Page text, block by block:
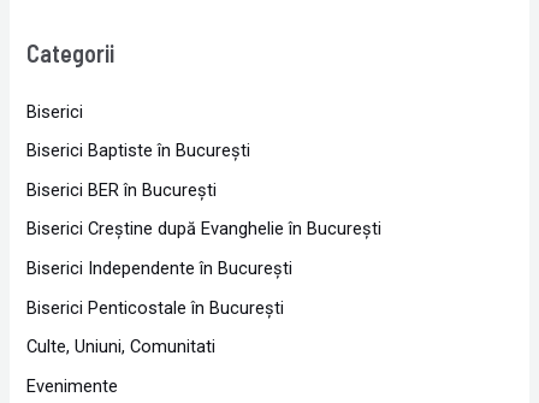
Categorii
Biserici
Biserici Baptiste în Bucureşti
Biserici BER în Bucureşti
Biserici Creştine după Evanghelie în Bucureşti
Biserici Independente în Bucureşti
Biserici Penticostale în Bucureşti
Culte, Uniuni, Comunitati
Evenimente